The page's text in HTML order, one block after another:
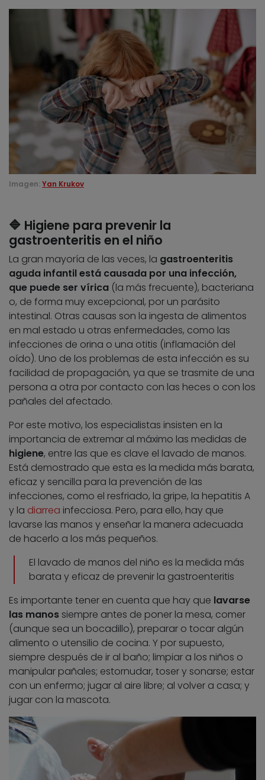
Imagen: Yan Krukov
🔷 Higiene para prevenir la
gastroenteritis en el niño
La gran mayoría de las veces, la gastroenteritis
aguda infantil está causada por una infección,
que puede ser vírica (la más frecuente), bacteriana
o, de forma muy excepcional, por un parásito
intestinal. Otras causas son la ingesta de alimentos
en mal estado u otras enfermedades, como las
infecciones de orina o una otitis (inflamación del
oído). Uno de los problemas de esta infección es su
facilidad de propagación, ya que se trasmite de una
persona a otra por contacto con las heces o con los
pañales del afectado.
Por este motivo, los especialistas insisten en la
importancia de extremar al máximo las medidas de
higiene, entre las que es clave el lavado de manos.
Está demostrado que esta es la medida más barata,
eficaz y sencilla para la prevención de las
infecciones, como el resfriado, la gripe, la hepatitis A
y la diarrea infecciosa. Pero, para ello, hay que
lavarse las manos y enseñar la manera adecuada
de hacerlo a los más pequeños.
El lavado de manos del niño es la medida más
barata y eficaz de prevenir la gastroenteritis
Es importante tener en cuenta que hay que lavarse
las manos siempre antes de poner la mesa, comer
(aunque sea un bocadillo), preparar o tocar algún
alimento o utensilio de cocina. Y por supuesto,
siempre después de ir al baño; limpiar a los niños o
manipular pañales; estornudar, toser y sonarse; estar
con un enfermo; jugar al aire libre; al volver a casa; y
jugar con la mascota.